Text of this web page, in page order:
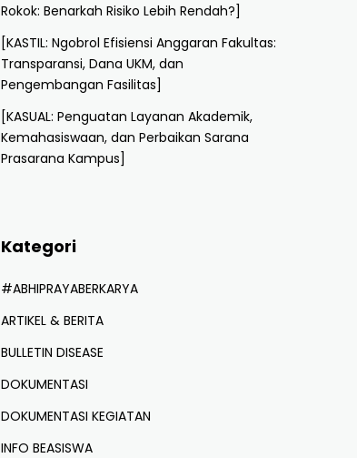
Rokok: Benarkah Risiko Lebih Rendah?]
[KASTIL: Ngobrol Efisiensi Anggaran Fakultas:
Transparansi, Dana UKM, dan
Pengembangan Fasilitas]
[KASUAL: Penguatan Layanan Akademik,
Kemahasiswaan, dan Perbaikan Sarana
Prasarana Kampus]
Kategori
#ABHIPRAYABERKARYA
ARTIKEL & BERITA
BULLETIN DISEASE
DOKUMENTASI
DOKUMENTASI KEGIATAN
INFO BEASISWA